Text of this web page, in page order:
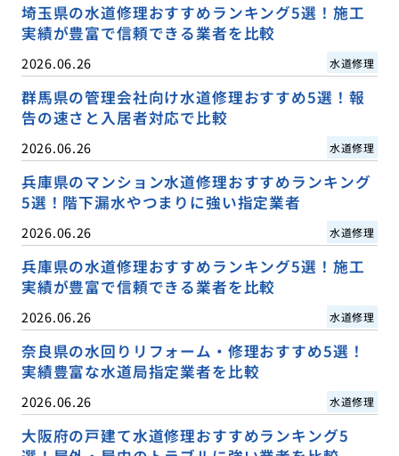
埼玉県の水道修理おすすめランキング5選！施工
実績が豊富で信頼できる業者を比較
2026.06.26 水道修理
群馬県の管理会社向け水道修理おすすめ5選！報
告の速さと入居者対応で比較
2026.06.26 水道修理
兵庫県のマンション水道修理おすすめランキング
5選！階下漏水やつまりに強い指定業者
2026.06.26 水道修理
兵庫県の水道修理おすすめランキング5選！施工
実績が豊富で信頼できる業者を比較
2026.06.26 水道修理
奈良県の水回りリフォーム・修理おすすめ5選！
実績豊富な水道局指定業者を比較
2026.06.26 水道修理
大阪府の戸建て水道修理おすすめランキング5